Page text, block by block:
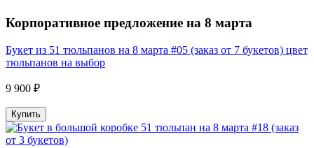
Корпоративное предложение на 8 марта
Букет из 51 тюльпанов на 8 марта #05 (заказ от 7 букетов) цвет
тюльпанов на выбор
9 900 ₽
Купить